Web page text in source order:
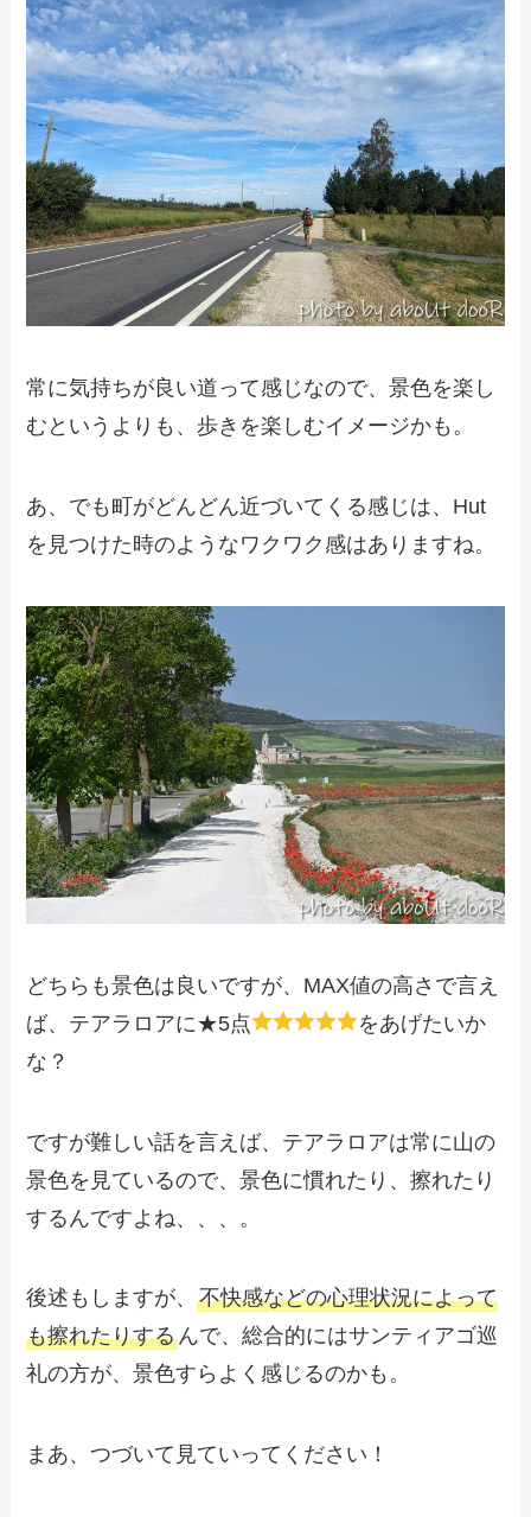
常に気持ちが良い道って感じなので、景色を楽し
むというよりも、歩きを楽しむイメージかも。
あ、でも町がどんどん近づいてくる感じは、Hut
を見つけた時のようなワクワク感はありますね。
どちらも景色は良いですが、MAX値の高さで言え
ば、テアラロアに★5点
をあげたいか
な？
ですが難しい話を言えば、テアラロアは常に山の
景色を見ているので、景色に慣れたり、擦れたり
するんですよね、、、。
後述もしますが、不快感などの心理状況によって
も擦れたりするんで、総合的にはサンティアゴ巡
礼の方が、景色すらよく感じるのかも。
まあ、つづいて見ていってください！